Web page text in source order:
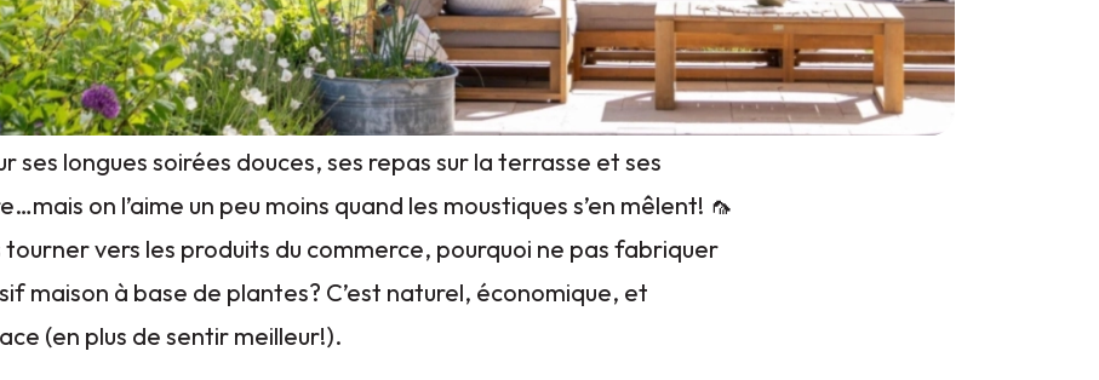
ses longues soirées douces, ses repas sur la terrasse et ses
on l’aime un peu moins quand les moustiques s’en mêlent! 🦟
tourner vers les produits du commerce, pourquoi ne pas fabriquer
maison à base de plantes? C’est naturel, économique, et
(en plus de sentir meilleur!).